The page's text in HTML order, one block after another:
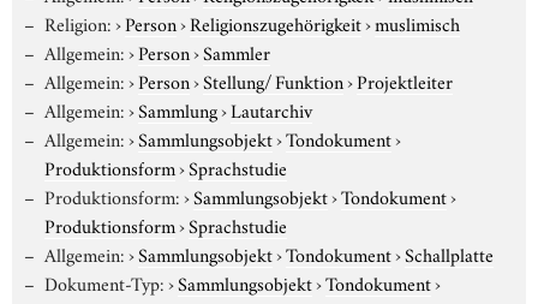
Religion:›Person›Religionszugehörigkeit›muslimisch
Allgemein:›Person›Sammler
Allgemein:›Person›Stellung/ Funktion›Projektleiter
Allgemein:›Sammlung›Lautarchiv
Allgemein:›Sammlungsobjekt›Tondokument›
Produktionsform›Sprachstudie
Produktionsform:›Sammlungsobjekt›Tondokument›
Produktionsform›Sprachstudie
Allgemein:›Sammlungsobjekt›Tondokument›Schallplatte
Dokument-Typ:›Sammlungsobjekt›Tondokument›